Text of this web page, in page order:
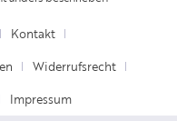
Kontakt
Widerrufsrecht
Impressum